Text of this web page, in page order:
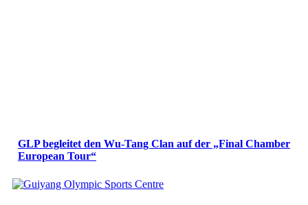
GLP begleitet den Wu-Tang Clan auf der „Final Chamber
European Tour“